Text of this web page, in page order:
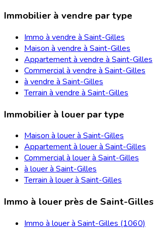
Immobilier à vendre par type
Immo à vendre à Saint-Gilles
Maison à vendre à Saint-Gilles
Appartement à vendre à Saint-Gilles
Commercial à vendre à Saint-Gilles
à vendre à Saint-Gilles
Terrain à vendre à Saint-Gilles
Immobilier à louer par type
Maison à louer à Saint-Gilles
Appartement à louer à Saint-Gilles
Commercial à louer à Saint-Gilles
à louer à Saint-Gilles
Terrain à louer à Saint-Gilles
Immo à louer près de Saint-Gilles
Immo à louer à Saint-Gilles (1060)